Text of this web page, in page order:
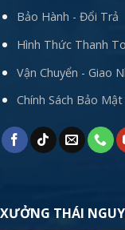
Bảo Hành - Đổi Trả
Hình Thức Thanh
Vận Chuyển - Giao
Chính Sách Bảo Mật
XƯỞNG THÁI